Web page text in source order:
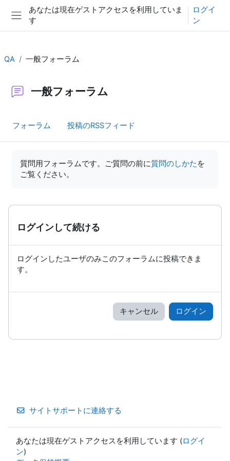
メインコンテンツへスキップする
サイドパネル
あなたは現在ゲストアクセスを利用していま
す
ログイ
ン
QA 一般フォーラム
一般フォーラム
フォーラム 投稿のRSSフィード
質問用フォーラムです。ご質問の前に質問のしかた を
ご覧ください。
ログインして続ける
ログインしたユーザのみこのフォーラムに投稿できま
す。
キャンセル ログイン
サイトサポートに連絡する
あなたは現在ゲストアクセスを利用しています (ログイ
ン)